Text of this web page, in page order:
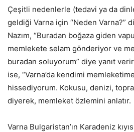
Çeşitli nedenlerle (tedavi ya da
geldiği Varna için “Neden Varna?”
Nazım, “Buradan boğaza giden
memlekete selam gönderiyor ve
buradan soluyorum” diye yanıt
ise, “Varna’da kendimi
hissediyorum. Kokusu, denizi,
diyerek, memleket özlemini anlatır.
Varna Bulgaristan’ın Karadeniz